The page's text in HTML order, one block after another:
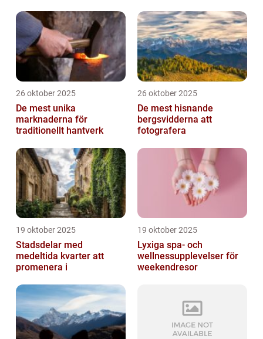
26 oktober 2025
De mest unika
marknaderna för
traditionellt hantverk
26 oktober 2025
De mest hisnande
bergsvidderna att
fotografera
19 oktober 2025
Stadsdelar med
medeltida kvarter att
promenera i
19 oktober 2025
Lyxiga spa- och
wellnessupplevelser för
weekendresor